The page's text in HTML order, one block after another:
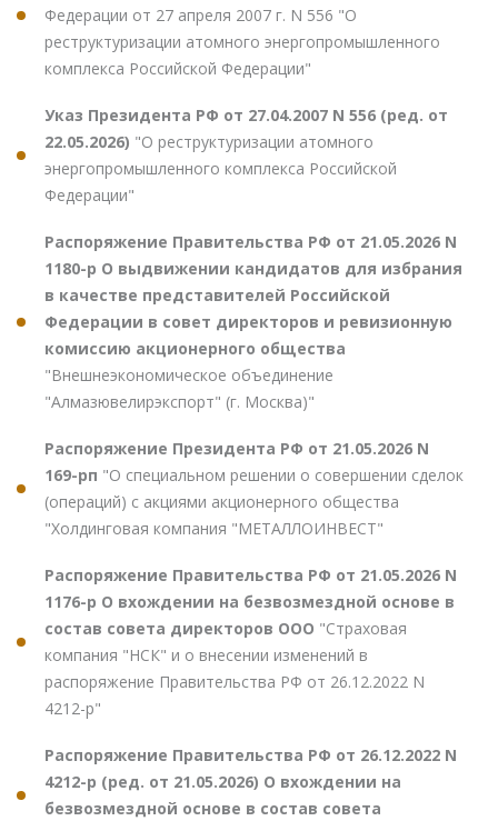
Федерации от 27 апреля 2007 г. N 556 "О
реструктуризации атомного энергопромышленного
комплекса Российской Федерации"
Указ Президента РФ от 27.04.2007 N 556 (ред. от
22.05.2026) "О реструктуризации атомного
энергопромышленного комплекса Российской
Федерации"
Распоряжение Правительства РФ от 21.05.2026 N
1180-р О выдвижении кандидатов для избрания
в качестве представителей Российской
Федерации в совет директоров и ревизионную
комиссию акционерного общества
"Внешнеэкономическое объединение
"Алмазювелирэкспорт" (г. Москва)"
Распоряжение Президента РФ от 21.05.2026 N
169-рп "О специальном решении о совершении сделок
(операций) с акциями акционерного общества
"Холдинговая компания "МЕТАЛЛОИНВЕСТ"
Распоряжение Правительства РФ от 21.05.2026 N
1176-р О вхождении на безвозмездной основе в
состав совета директоров ООО "Страховая
компания "НСК" и о внесении изменений в
распоряжение Правительства РФ от 26.12.2022 N
4212-р"
Распоряжение Правительства РФ от 26.12.2022 N
4212-р (ред. от 21.05.2026) О вхождении на
безвозмездной основе в состав совета